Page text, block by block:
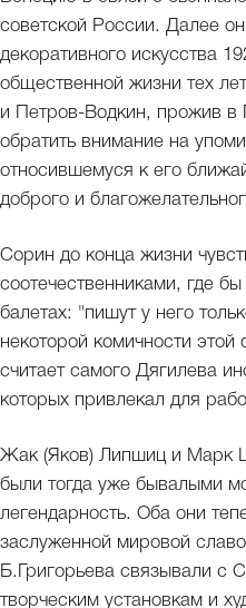
советской России. Далее
декоративного искусства
общественной жизни тех
и Петров-Водкин, прожив в
обратить внимание на
относившемуся к его
доброго и
Сорин до конца жизни
соотечественниками, где
балетах: "пишут у него
некоторой комичности
считает самого Дягилева
которых привлекал для
Жак (Яков) Липшиц и Марк
были тогда уже бывалыми
легендарность. Оба они
заслуженной мировой
Б.Григорьева связывали с
творческим установкам и